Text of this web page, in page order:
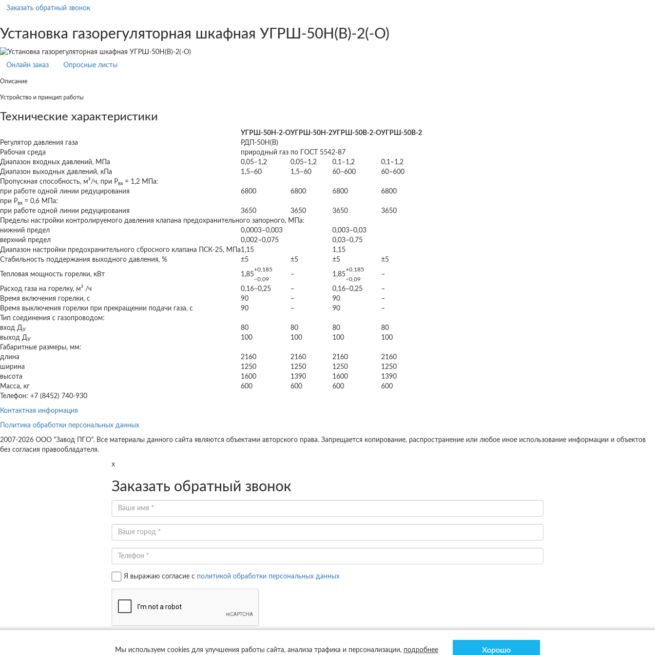
Заказать обратный звонок
Установка газорегуляторная шкафная УГРШ-50Н(В)-2(-О)
Онлайн заказ Опросные листы
Описание
Устройство и принцип работы
Технические характеристики
УГРШ-50Н-2-ОУГРШ-50Н-2УГРШ-50В-2-ОУГРШ-50В-2
Регулятор давления газа
РДП-50Н(В)
Рабочая среда
природный газ по ГОСТ 5542-87
Диапазон входных давлений, МПа
0,05–1,2 0,05–1,2 0,1–1,2
0,1–1,2
Диапазон выходных давлений, кПа
1,5–60 1,5–60 60–600
60–600
Пропускная способность, м³/ч, при Рвх = 1,2 МПа:
при работе одной линии редуцирования
6800 6800 6800
6800
при Рвх = 0,6 МПа:
при работе одной линии редуцирования
3650 3650 3650
3650
Пределы настройки контролируемого давления клапана предохранительного запорного, МПа:
нижний предел
0,0003–0,003
0,003–0,03
верхний предел
0,002–0,075
0,03–0,75
Диапазон настройки предохранительного сбросного клапана ПСК-25, МПа1,15
1,15
Стабильность поддержания выходного давления, %
±5 ±5 ±5 ±5
Тепловая мощность горелки, кВт 1,85
+0,185
−0,09
– 1,85
+0,185
−0,09
–
Расход газа на горелку, м³ /ч 0,16–0,25 – 0,16–0,25
–
Время включения горелки, с
90 – 90
–
Время выключения горелки при прекращении подачи газа, с
90 – 90
–
Тип соединения с газопроводом:
вход ДУ 80 80 80
80
выход ДУ 100 100 100
100
Габаритные размеры, мм:
длина
2160 2160 2160
2160
ширина
1250 1250 1250
1250
высота
1600 1390 1600
1390
Масса, кг
600 600 600
600
Телефон: +7 (8452) 740-930
Контактная информация
Политика обработки персональных данных
2007-2026 ООО "Завод ПГО". Все материалы данного сайта являются объектами авторского права. Запрещается копирование, распространение или любое иное использование информации и объектов
без согласия правообладателя.
x
Заказать обратный звонок
Я выражаю согласие с политикой обработки персональных данных
Мы используем cookies для улучшения работы сайта, анализа трафика и персонализации, подробнее Хорошо